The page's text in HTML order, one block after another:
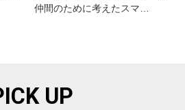
仲間のために考えたスマ…
UP